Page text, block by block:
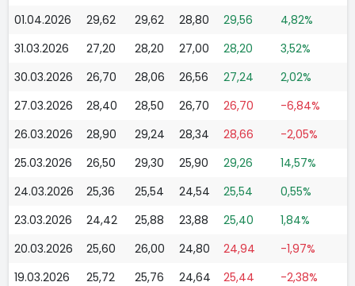
01.04.2026
29,62 29,62 28,80 29,56
4,82%
31.03.2026
27,20 28,20 27,00 28,20
3,52%
30.03.2026
26,70 28,06 26,56 27,24
2,02%
27.03.2026
28,40 28,50 26,70 26,70
-6,84%
26.03.2026
28,90 29,24 28,34 28,66
-2,05%
25.03.2026
26,50 29,30 25,90 29,26
14,57%
24.03.2026
25,36 25,54 24,54 25,54
0,55%
23.03.2026
24,42 25,88 23,88 25,40
1,84%
20.03.2026
25,60 26,00 24,80 24,94
-1,97%
19.03.2026
25,72 25,76 24,64 25,44
-2,38%